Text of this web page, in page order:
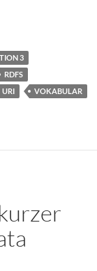
3
RDFS
URI
VOKABULAR